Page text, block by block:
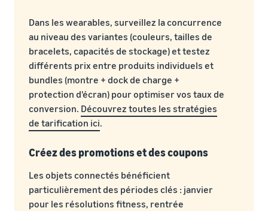
Dans les wearables, surveillez la concurrence
au niveau des variantes (couleurs, tailles de
bracelets, capacités de stockage) et testez
différents prix entre produits individuels et
bundles (montre + dock de charge +
protection d'écran) pour optimiser vos taux de
conversion. Découvrez toutes les stratégies
de tarification ici.
Créez des promotions et des coupons
Les objets connectés bénéficient
particulièrement des périodes clés : janvier
pour les résolutions fitness, rentrée